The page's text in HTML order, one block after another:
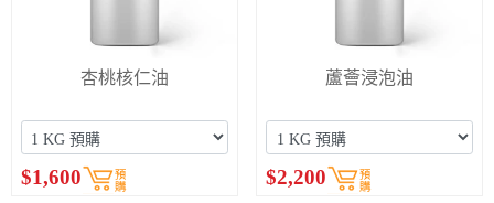
杏桃核仁油
$1,600
蘆薈浸泡油
$2,200